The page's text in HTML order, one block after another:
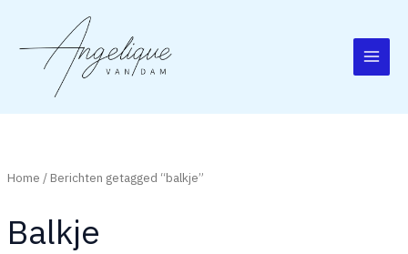
Home / Berichten getagged “balkje”
Balkje